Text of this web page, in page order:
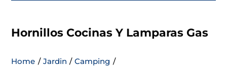
Hornillos Cocinas Y Lamparas Gas
Home / Jardin / Camping /